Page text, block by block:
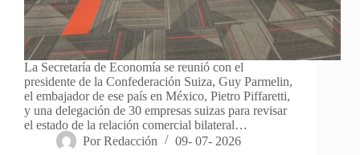
La Secretaría de Economía se reunió con el
presidente de la Confederación Suiza, Guy Parmelin,
el embajador de ese país en México, Pietro Piffaretti,
y una delegación de 30 empresas suizas para revisar
el estado de la relación comercial bilateral…
Por Redacción 09- 07- 2026